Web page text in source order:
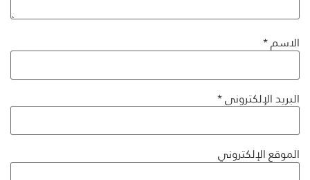
الاسم*
البريد الإلكتروني*
الموقع الإلكتروني